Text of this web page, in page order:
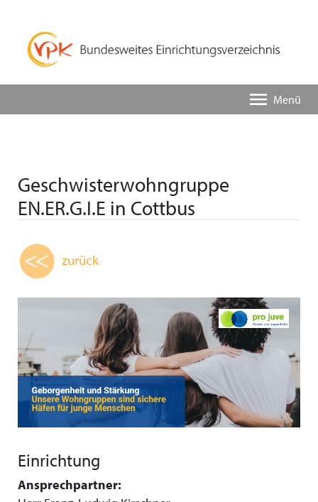
Menü
Geschwisterwohngruppe
EN.ER.G.I.E in Cottbus
zurück
Einrichtung
Ansprechpartner: